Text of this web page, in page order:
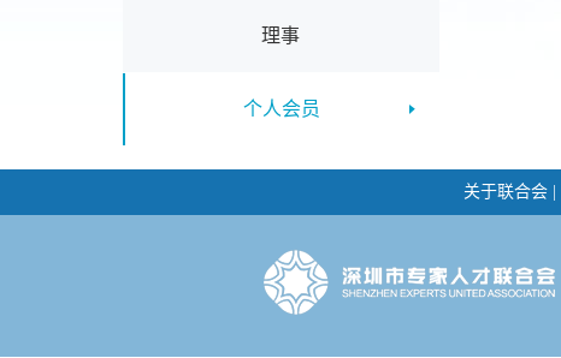
理事
个人会员
关于联合会